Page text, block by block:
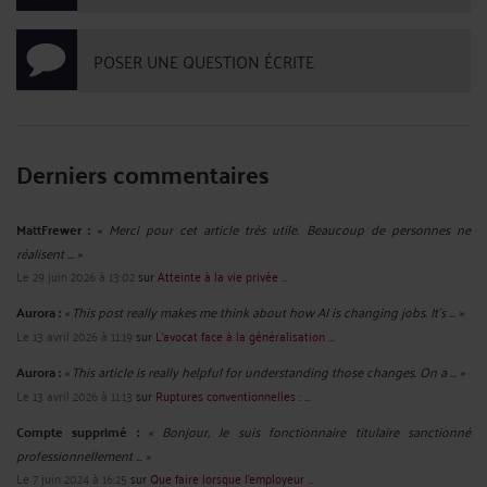
POSER UNE QUESTION ÉCRITE
Derniers commentaires
MattFrewer : « Merci pour cet article très utile. Beaucoup de personnes ne
réalisent ... »
Le 29 juin 2026 à 13:02surAtteinte à la vie privée ...
Aurora :« This post really makes me think about how AI is changing jobs. It's ... »
Le 13 avril 2026 à 11:19 sur L’avocat face à la généralisation ...
Aurora :« This article is really helpful for understanding those changes. On a ... »
Le 13 avril 2026 à 11:13 sur Ruptures conventionnelles : ...
Compte supprimé : « Bonjour, Je suis fonctionnaire titulaire sanctionné
professionnellement ... »
Le 7 juin 2024 à 16:25 sur Que faire lorsque l’employeur ...